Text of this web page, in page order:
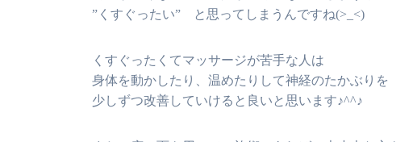
”くすぐったい” と思ってしまうんですね(>_<)
くすぐったくてマッサージが苦手な人は
身体を動かしたり、温めたりして神経のたかぶりを
少しずつ改善していけると良いと思います♪^^♪